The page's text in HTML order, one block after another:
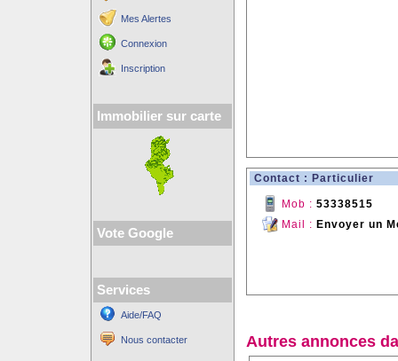
Mes Alertes
Connexion
Inscription
Immobilier sur carte
Vote Google
Services
Aide/FAQ
Nous contacter
Contact : Particulier
Mob : 53338515
Mail : Envoyer un
Autres annonces